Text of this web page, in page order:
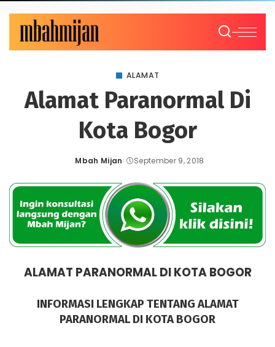
ALAMAT
Alamat Paranormal Di
Kota Bogor
Posted
Mbah Mijan September 9, 2018
ALAMAT PARANORMAL DI KOTA BOGOR
INFORMASI LENGKAP TENTANG ALAMAT
PARANORMAL DI KOTA BOGOR